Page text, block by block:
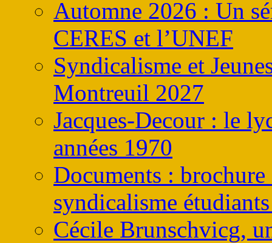
Automne 2026 : Un
CERES et l’UNEF
Syndicalisme et
Montreuil 2027
Jacques-Decour : le
années 1970
Documents :
syndicalisme
Cécile Brunschvicg,